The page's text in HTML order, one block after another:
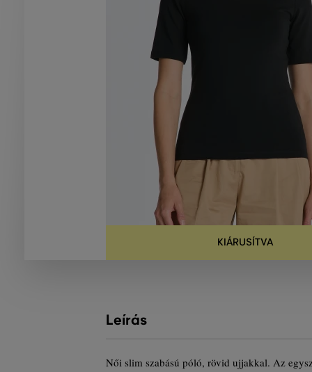
KIÁRUSÍTVA
Leírás
Női slim szabású póló, rövid ujjakkal. Az